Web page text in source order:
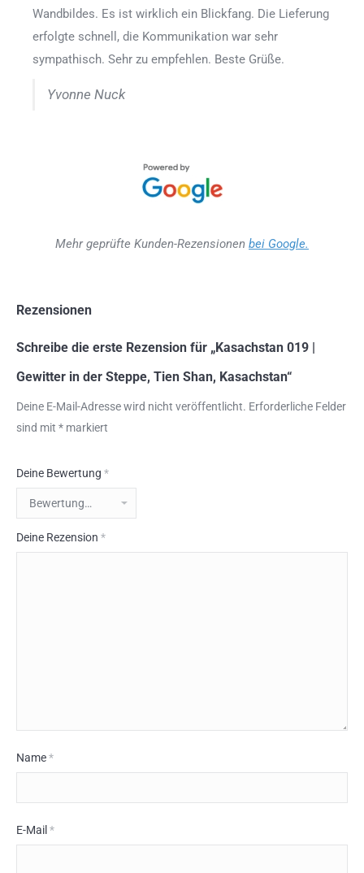
Wandbildes. Es ist wirklich ein Blickfang. Die Lieferung
erfolgte schnell, die Kommunikation war sehr
sympathisch. Sehr zu empfehlen. Beste Grüße.
Yvonne Nuck
Mehr geprüfte Kunden-Rezensionen bei Google.
Rezensionen
Schreibe die erste Rezension für „Kasachstan 019 |
Gewitter in der Steppe, Tien Shan, Kasachstan“
Deine E-Mail-Adresse wird nicht veröffentlicht. Erforderliche Felder
sind mit * markiert
Deine Bewertung *
Deine Rezension *
Name*
E-Mail *